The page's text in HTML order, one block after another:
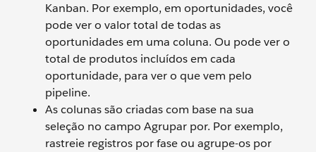
Kanban. Por exemplo, em oportunidades, você
pode ver o valor total de todas as
oportunidades em uma coluna. Ou pode ver o
total de produtos incluídos em cada
oportunidade, para ver o que vem pelo
pipeline.
As colunas são criadas com base na sua
seleção no campo Agrupar por. Por exemplo,
rastreie registros por fase ou agrupe-os por